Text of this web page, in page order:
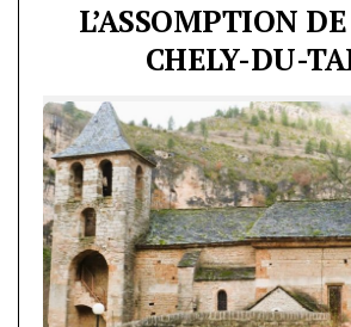
L’ASSOMPTION
CHELY-DU-